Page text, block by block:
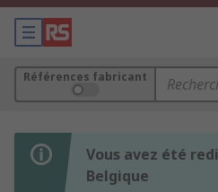
Références fabricant
Vous avez été
Belgique